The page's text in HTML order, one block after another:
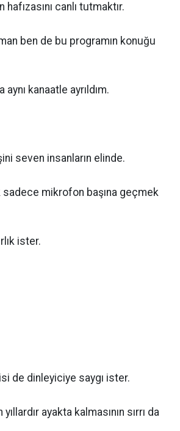
hafızasını canlı tutmaktır.
ben de bu programın konuğu
aynı kanaatle ayrıldım.
seven insanların elinde.
mikrofon başına geçmek
ister.
de dinleyiciye saygı ister.
ayakta kalmasının sırrı da